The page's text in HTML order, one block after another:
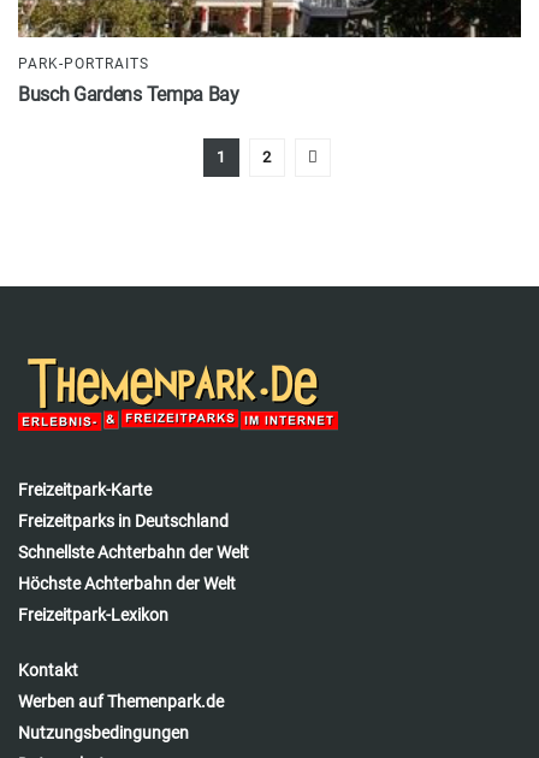
PARK-PORTRAITS
Busch Gardens Tempa Bay
1 2
Freizeitpark-Karte
Freizeitparks in Deutschland
Schnellste Achterbahn der Welt
Höchste Achterbahn der Welt
Freizeitpark-Lexikon
Kontakt
Werben auf Themenpark.de
Nutzungsbedingungen